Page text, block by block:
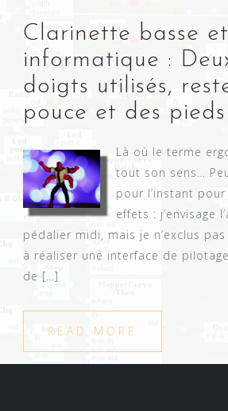
Clarinette basse et
informatique :
doigts utilisés,
pouce et des
Là où le terme
tout son sens…
pour l’instant
effets : j’envisage
pédalier midi, mais je n’exclus
à réaliser une interface de
de […]
READ MORE